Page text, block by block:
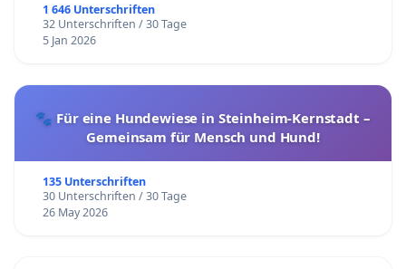
1 646 Unterschriften
32 Unterschriften / 30 Tage
5 Jan 2026
🐾 Für eine Hundewiese in Steinheim-Kernstadt –
Gemeinsam für Mensch und Hund!
135 Unterschriften
30 Unterschriften / 30 Tage
26 May 2026